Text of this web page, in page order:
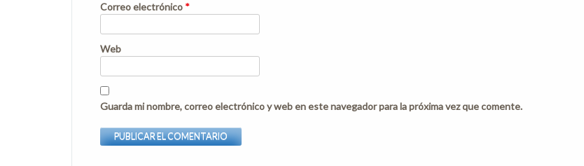
Correo electrónico *
Web
Guarda mi nombre, correo electrónico y web en este navegador para la próxima vez que comente.